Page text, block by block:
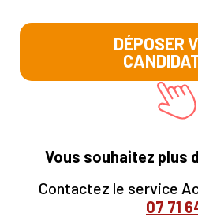
DÉPOSER
Vous souhaitez plus
Contactez le service
07 71